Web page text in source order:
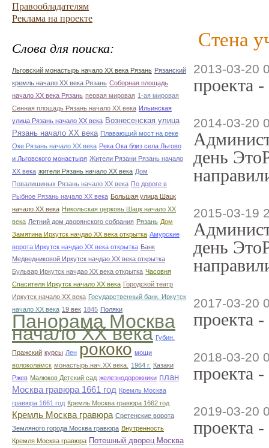
Правообладателям
Реклама на проекте
Слова для поиска:
Льговский монастырь начало ХХ века Рязань Рязанский
кремль начало ХХ века Рязань Соборная площадь
начало ХХ века Рязань первая мировая 1-ая мировая
Сенная площадь Рязань начало ХХ века Ильинская
улица Рязань начало ХХ века Вознесенская улица
Рязань начало ХХ века Плавающий мост на реке
Оке Рязань начало ХХ века Река Ока близ села Льгово
и Льговского монастыря Жители Рязани Рязань начало
ХХ века жители Рязань начало ХХ века Дом
Повалишиных Рязань начало ХХ века По дороге в
Рыбное Рязань начало ХХ века Большая улица Шацк
начало ХХ века Никольская церковь Шацк начало ХХ
века Летний дом дворянского собрания Рязань Дом
Замятина Иркутск начдао ХХ века открытка Амурские
ворота Иркутск начдао ХХ века открытка Банк
Медведниковой Иркутск начдао ХХ века открытка
Бульвар Иркутск начдао ХХ века открытка Часовня
Спасителя Иркутск начало ХХ века Городской театр
Иркутск начало ХХ века Государственный банк. Иркутск
начало ХХ века 19 век 1845 Поляки
Панорама Москва
начало ХХ века Губин.
Пражский курсы Лен рококо мощи
волоколамск монастырь.нач.ХХ века. 1964 г. Казаки
Ржев Малюков Детский сад железнодорожники план
Москва гравюра 1661 год Кремль Москва
гравюра 1661 год Кремль Москва гравюра 1662 год
Кремль Москва гравюра Сретенские ворота
Земляного города Москва гравюра Внутренность
Кремля Москва гравюра Потешный дворец Москва
Стена
2013-03-20
проекта
2014-03-20
день
2015-03-19
день
2017-03-20
проекта
2018-03-20
проекта
2019-03-20
проекта